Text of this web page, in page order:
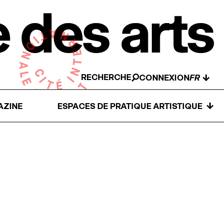
RECHERCHE CONNEXION ↓
ESPACES DE PRATIQUE ARTISTIQUE ↓